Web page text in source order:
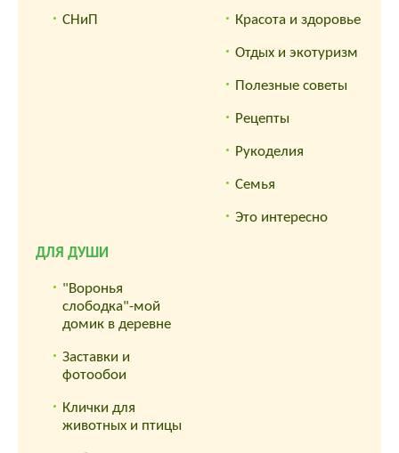
СНиП Красота и здоровье
Отдых и экотуризм
Полезные советы
Рецепты
Рукоделия
Семья
Это интересно
ДЛЯ ДУШИ
"Воронья
слободка"-мой
домик в деревне
Заставки и
фотообои
Клички для
животных и птицы